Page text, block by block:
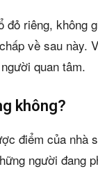
đỏ riêng, không
về sau này.
quan tâm.
không?
điểm của nhà
người đang